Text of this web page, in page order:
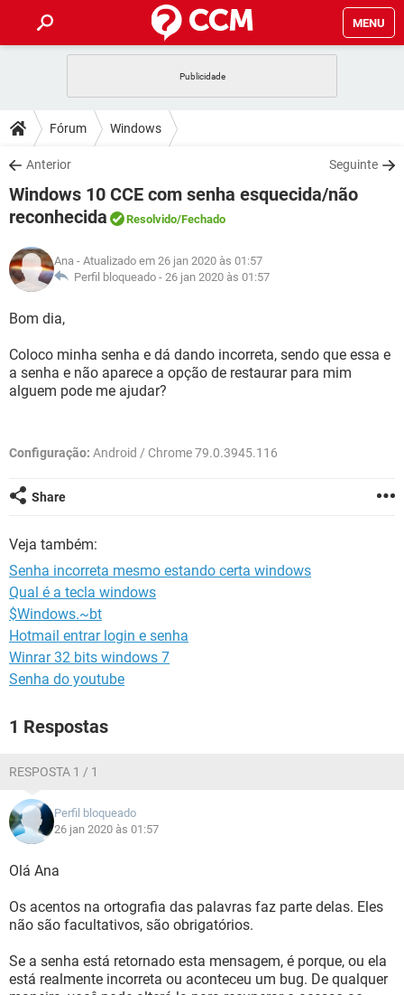
MENU
CELULAR
OUTLOOK
INSTAGRAM GMAIL
GUIA DE COMPRAS
DICAS
JOGOS
OUTLOOK
GUIA DE COMPRAS
DOWNLOADS
JOGOS WHATSAPP
CELULAR FACEBOOK
OUTLOOK EXCEL
INSTAGRAM
GUIA DE COMPRAS
CELULAR FACEBOOK
GUIA DE COMPRAS
GLOSSÁRIO
JOGOS
CELULAR
OUTLOOK EXCEL
INSTAGRAM GMAIL
Fórum Windows
Anterior Seguinte
Windows 10 CCE com senha esquecida/não
reconhecida
Resolvido/Fechado
Ana - Atualizado em 26 jan 2020 às 01:57
Perfil bloqueado - 26 jan 2020 às 01:57
Bom dia,
Coloco minha senha e dá dando incorreta, sendo que essa e
a senha e não aparece a opção de restaurar para mim
alguem pode me ajudar?
Configuração: Android / Chrome 79.0.3945.116
Share
Veja também:
Senha incorreta mesmo estando certa windows
Qual é a tecla windows
$Windows.~bt
Hotmail entrar login e senha
Winrar 32 bits windows 7
Senha do youtube
1 Respostas
RESPOSTA 1 / 1
Perfil bloqueado
26 jan 2020 às 01:57
Olá Ana
Os acentos na ortografia das palavras faz parte delas. Eles
não são facultativos, são obrigatórios.
Se a senha está retornado esta mensagem, é porque, ou ela
está realmente incorreta ou aconteceu um bug. De qualquer